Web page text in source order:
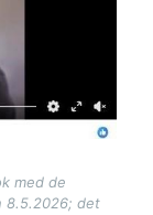
med de
8.5.2026; det